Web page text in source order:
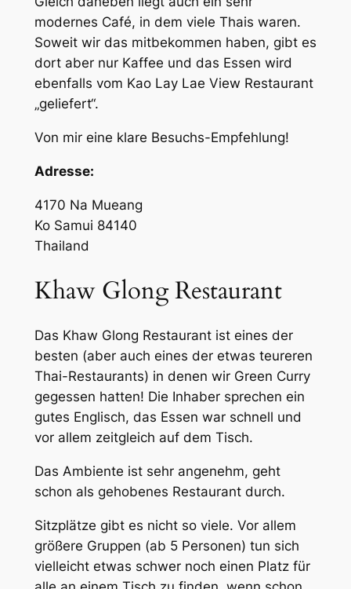
modernes Café, in dem viele Thais waren.
Soweit wir das mitbekommen haben, gibt es
dort aber nur Kaffee und das Essen wird
ebenfalls vom Kao Lay Lae View Restaurant
„geliefert“.
Von mir eine klare Besuchs-Empfehlung!
Adresse:
4170 Na Mueang
Ko Samui 84140
Thailand
Khaw Glong Restaurant
Das Khaw Glong Restaurant ist eines der
besten (aber auch eines der etwas teureren
Thai-Restaurants) in denen wir Green Curry
gegessen hatten! Die Inhaber sprechen ein
gutes Englisch, das Essen war schnell und
vor allem zeitgleich auf dem Tisch.
Das Ambiente ist sehr angenehm, geht
schon als gehobenes Restaurant durch.
Sitzplätze gibt es nicht so viele. Vor allem
größere Gruppen (ab 5 Personen) tun sich
vielleicht etwas schwer noch einen Platz für